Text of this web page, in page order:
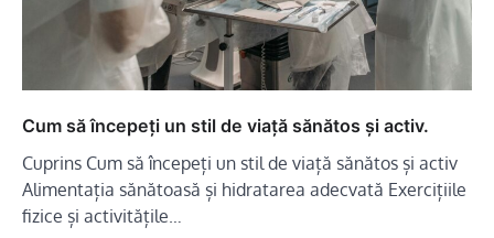
Cum să începeți un stil de viață sănătos și activ.
Cuprins Cum să începeți un stil de viață sănătos și activ
Alimentația sănătoasă și hidratarea adecvată Exercițiile
fizice și activitățile…